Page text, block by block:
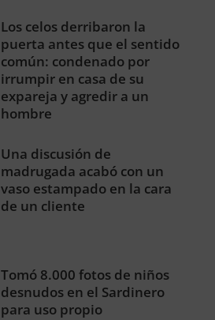
Los celos derribaron la
puerta antes que el sentido
común: condenado por
irrumpir en casa de su
expareja y agredir a un
hombre
Una discusión de
madrugada acabó con un
vaso estampado en la cara
de un cliente
Tomó 8.000 fotos de niños
desnudos en el Sardinero
para uso propio